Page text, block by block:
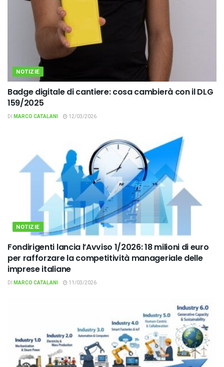
NOTIZIE
Badge digitale di cantiere: cosa cambierà con il DLG
159/2025
DI MARCO CATALANI 12/03/2026
NOTIZIE
Fondirigenti lancia l’Avviso 1/2026: 18 milioni di euro
per rafforzare la competitività manageriale delle
imprese italiane
DI MARCO CATALANI 11/03/2026